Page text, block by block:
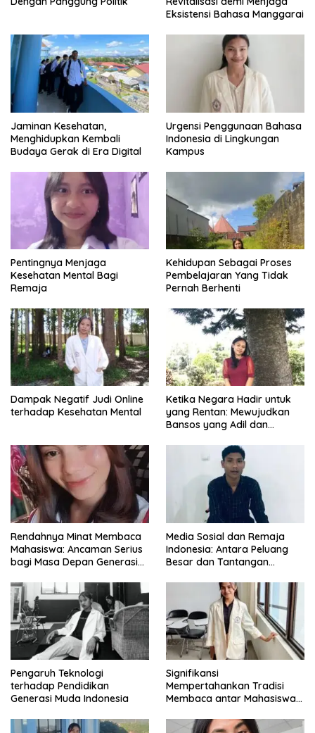
Eksistensi Bahasa Manggarai
Jaminan Kesehatan,
Menghidupkan Kembali
Budaya Gerak di Era Digital
Urgensi Penggunaan Bahasa
Indonesia di Lingkungan
Kampus
Pentingnya Menjaga
Kesehatan Mental Bagi
Remaja
Kehidupan Sebagai Proses
Pembelajaran Yang Tidak
Pernah Berhenti
Dampak Negatif Judi Online
terhadap Kesehatan Mental
Ketika Negara Hadir untuk
yang Rentan: Mewujudkan
Bansos yang Adil dan
Rendahnya Minat Membaca
Mahasiswa: Ancaman Serius
bagi Masa Depan Generasi
Media Sosial dan Remaja
Indonesia: Antara Peluang
Besar dan Tantangan
Pengaruh Teknologi
terhadap Pendidikan
Generasi Muda Indonesia
Signifikansi
Mempertahankan Tradisi
Membaca antar Mahasiswa